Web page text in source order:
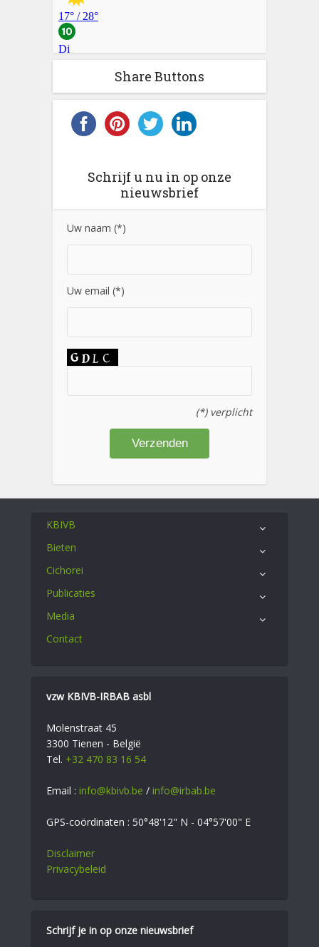
Share Buttons
Schrijf u nu in op onze
nieuwsbrief
Uw naam (*)
Uw email (*)
(*) verplicht
KBIVB
Bieten
Cichorei
Publicaties
Media
Contact
vzw KBIVB-IRBAB asbl
Molenstraat 45
3300 Tienen - België
Tel. +32 470 83 16 54
Email : info@kbivb.be / info@irbab.be
GPS-coördinaten : 50°48'12" N - 04°57'00" E
Disclaimer
Privacybeleid
Schrijf je in op onze nieuwsbrief